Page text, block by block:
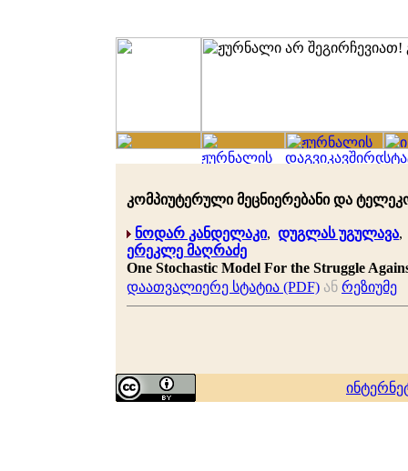
კომპიუტერული მეცნიერებანი და
ნოდარ კანდელაკი, დუგლას უგულავა
ერეკლე მაღრაძე
One Stochastic Model For the Struggle
დაათვალიერე სტატია (PDF) ან რეზიუმე